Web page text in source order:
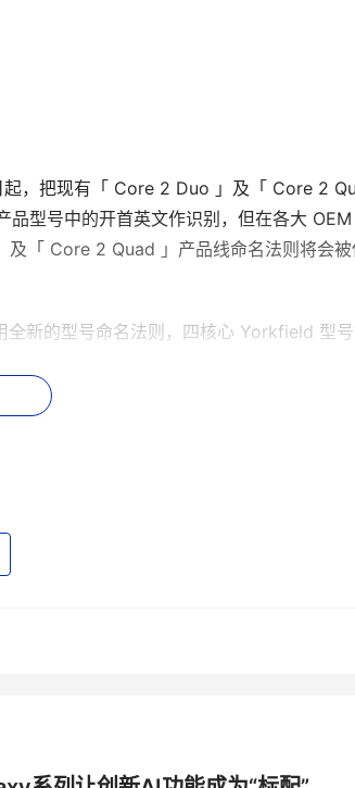
，把现有「 Core 2 Duo 」及「 Core 2
型号中的开首英文作识别，但在各大
「 Core 2 Quad 」产品线命名法则将会
新的型号命名法则，四核心 Yorkfield 型
核心 Conroe ，其型态第二位数字代表的
的频率数值将不再相同，例如 2.66GHz 的
的 Wolfdale 双核心处理器型号则为 Core 2